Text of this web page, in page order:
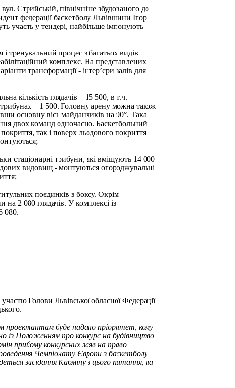
Стрийській, північніше збудованого до
федерації баскетболу Львівщини Ігор
участь у тендері, найбільше імпонують
тренувальний процес з багатьох видів
комплекс. На представлених
трансформації - інтер’єри залів для
кількість глядачів – 15 500, в т.ч. –
– 1 500. Головну арену можна також
основну вісь майданчиків на 90°. Така
двох команд одночасно. Баскетбольний
так і поверх льодового покриття.
стаціонарні трибуни, які вміщують 14 000
видовищ - монтуються огороджувальні
поєдинків з боксу. Окрім
на 2 080 глядачів. У комплексі із
080.
Голови Львівської обласної Федерації
проектантам буде надано пріоритет, кому
із Положенням про конкурс на будівництво
прийому конкурсних заяв на право
Чемпіонату Європи з баскетболу
засідання Кабміну з цього питання, на